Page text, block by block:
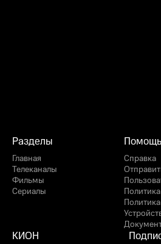
Разделы
Главная
Телеканалы
Фильмы
Сериалы
Помощь
Справка
КИОН